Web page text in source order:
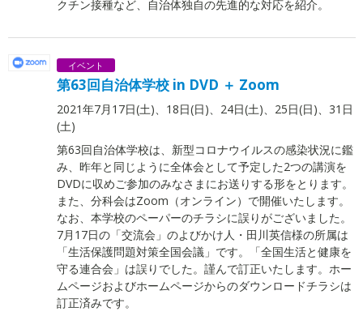
クチン接種など、自治体独自の先進的な対応を紹介。
イベント
第63回自治体学校 in DVD ＋ Zoom
2021年7月17日(土)、18日(日)、24日(土)、25日(日)、31日
(土)
第63回自治体学校は、新型コロナウイルスの感染状況に鑑
み、昨年と同じように全体会として予定した2つの講演を
DVDに収めご参加のみなさまにお送りする形をとります。
また、分科会はZoom（オンライン）で開催いたします。
なお、本学校のペーパーのチラシに誤りがございました。
7月17日の「交流会」のよびかけ人・田川英信様の所属は
「生活保護問題対策全国会議」です。「全国生活と健康を
守る連合会」は誤りでした。謹んで訂正いたします。ホー
ムページおよびホームページからのダウンロードチラシは
訂正済みです。